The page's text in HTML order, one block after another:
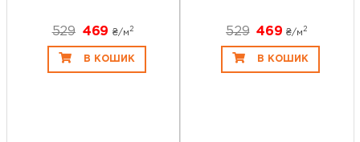
529 469 ₴/м 2
В КОШИК
529 469₴/м2
В КОШИК